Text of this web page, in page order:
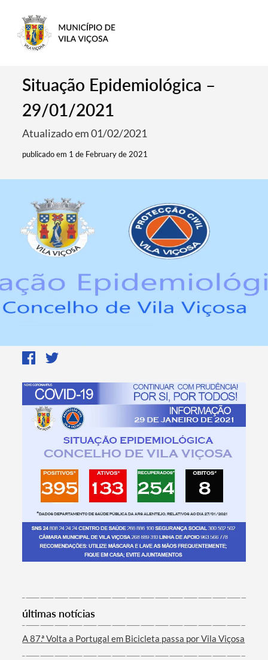
Situação Epidemiológica –
29/01/2021
Atualizado em 01/02/2021
publicado em 1 de February de 2021
últimas notícias
A 87.ª Volta a Portugal em Bicicleta passa por Vila Viçosa